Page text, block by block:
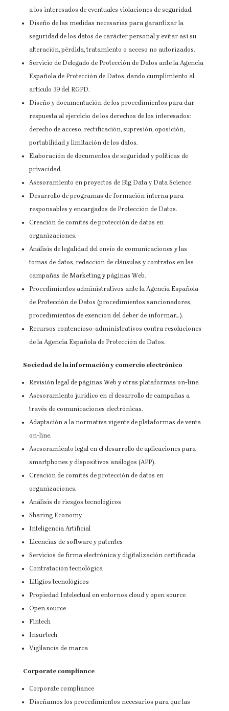
a los interesados de eventuales violaciones de seguridad.
Diseño de las medidas necesarias para garantizar la
seguridad de los datos de carácter personal y evitar así su
alteración, pérdida, tratamiento o acceso no autorizados.
Servicio de Delegado de Protección de Datos ante la Agencia
Española de Protección de Datos, dando cumplimiento al
artículo 39 del RGPD.
Diseño y documentación de los procedimientos para dar
respuesta al ejercicio de los derechos de los interesados:
derecho de acceso, rectificación, supresión, oposición,
portabilidad y limitación de los datos.
Elaboración de documentos de seguridad y políticas de
privacidad.
Asesoramiento en proyectos de Big Data y Data Science
Desarrollo de programas de formación interna para
responsables y encargados de Protección de Datos.
Creación de comités de protección de datos en
organizaciones.
Análisis de legalidad del envío de comunicaciones y las
tomas de datos, redacción de cláusulas y contratos en las
campañas de Marketing y páginas Web.
Procedimientos administrativos ante la Agencia Española
de Protección de Datos (procedimientos sancionadores,
procedimientos de exención del deber de informar…).
Recursos contencioso-administrativos contra resoluciones
de la Agencia Española de Protección de Datos.
Sociedad de la información y comercio electrónico
Revisión legal de páginas Web y otras plataformas on-line.
Asesoramiento jurídico en el desarrollo de campañas a
través de comunicaciones electrónicas.
Adaptación a la normativa vigente de plataformas de venta
on-line.
Asesoramiento legal en el desarrollo de aplicaciones para
smartphones y dispositivos análogos (APP).
Creación de comités de protección de datos en
organizaciones.
Análisis de riesgos tecnológicos
Sharing Economy
Inteligencia Artificial
Licencias de software y patentes
Servicios de firma electrónica y digitalización certificada
Contratación tecnológica
Litigios tecnológicos
Propiedad Intelectual en entornos cloud y open source
Open source
Fintech
Insurtech
Vigilancia de marca
Corporate compliance
Corporate compliance
Diseñamos los procedimientos necesarios para que las